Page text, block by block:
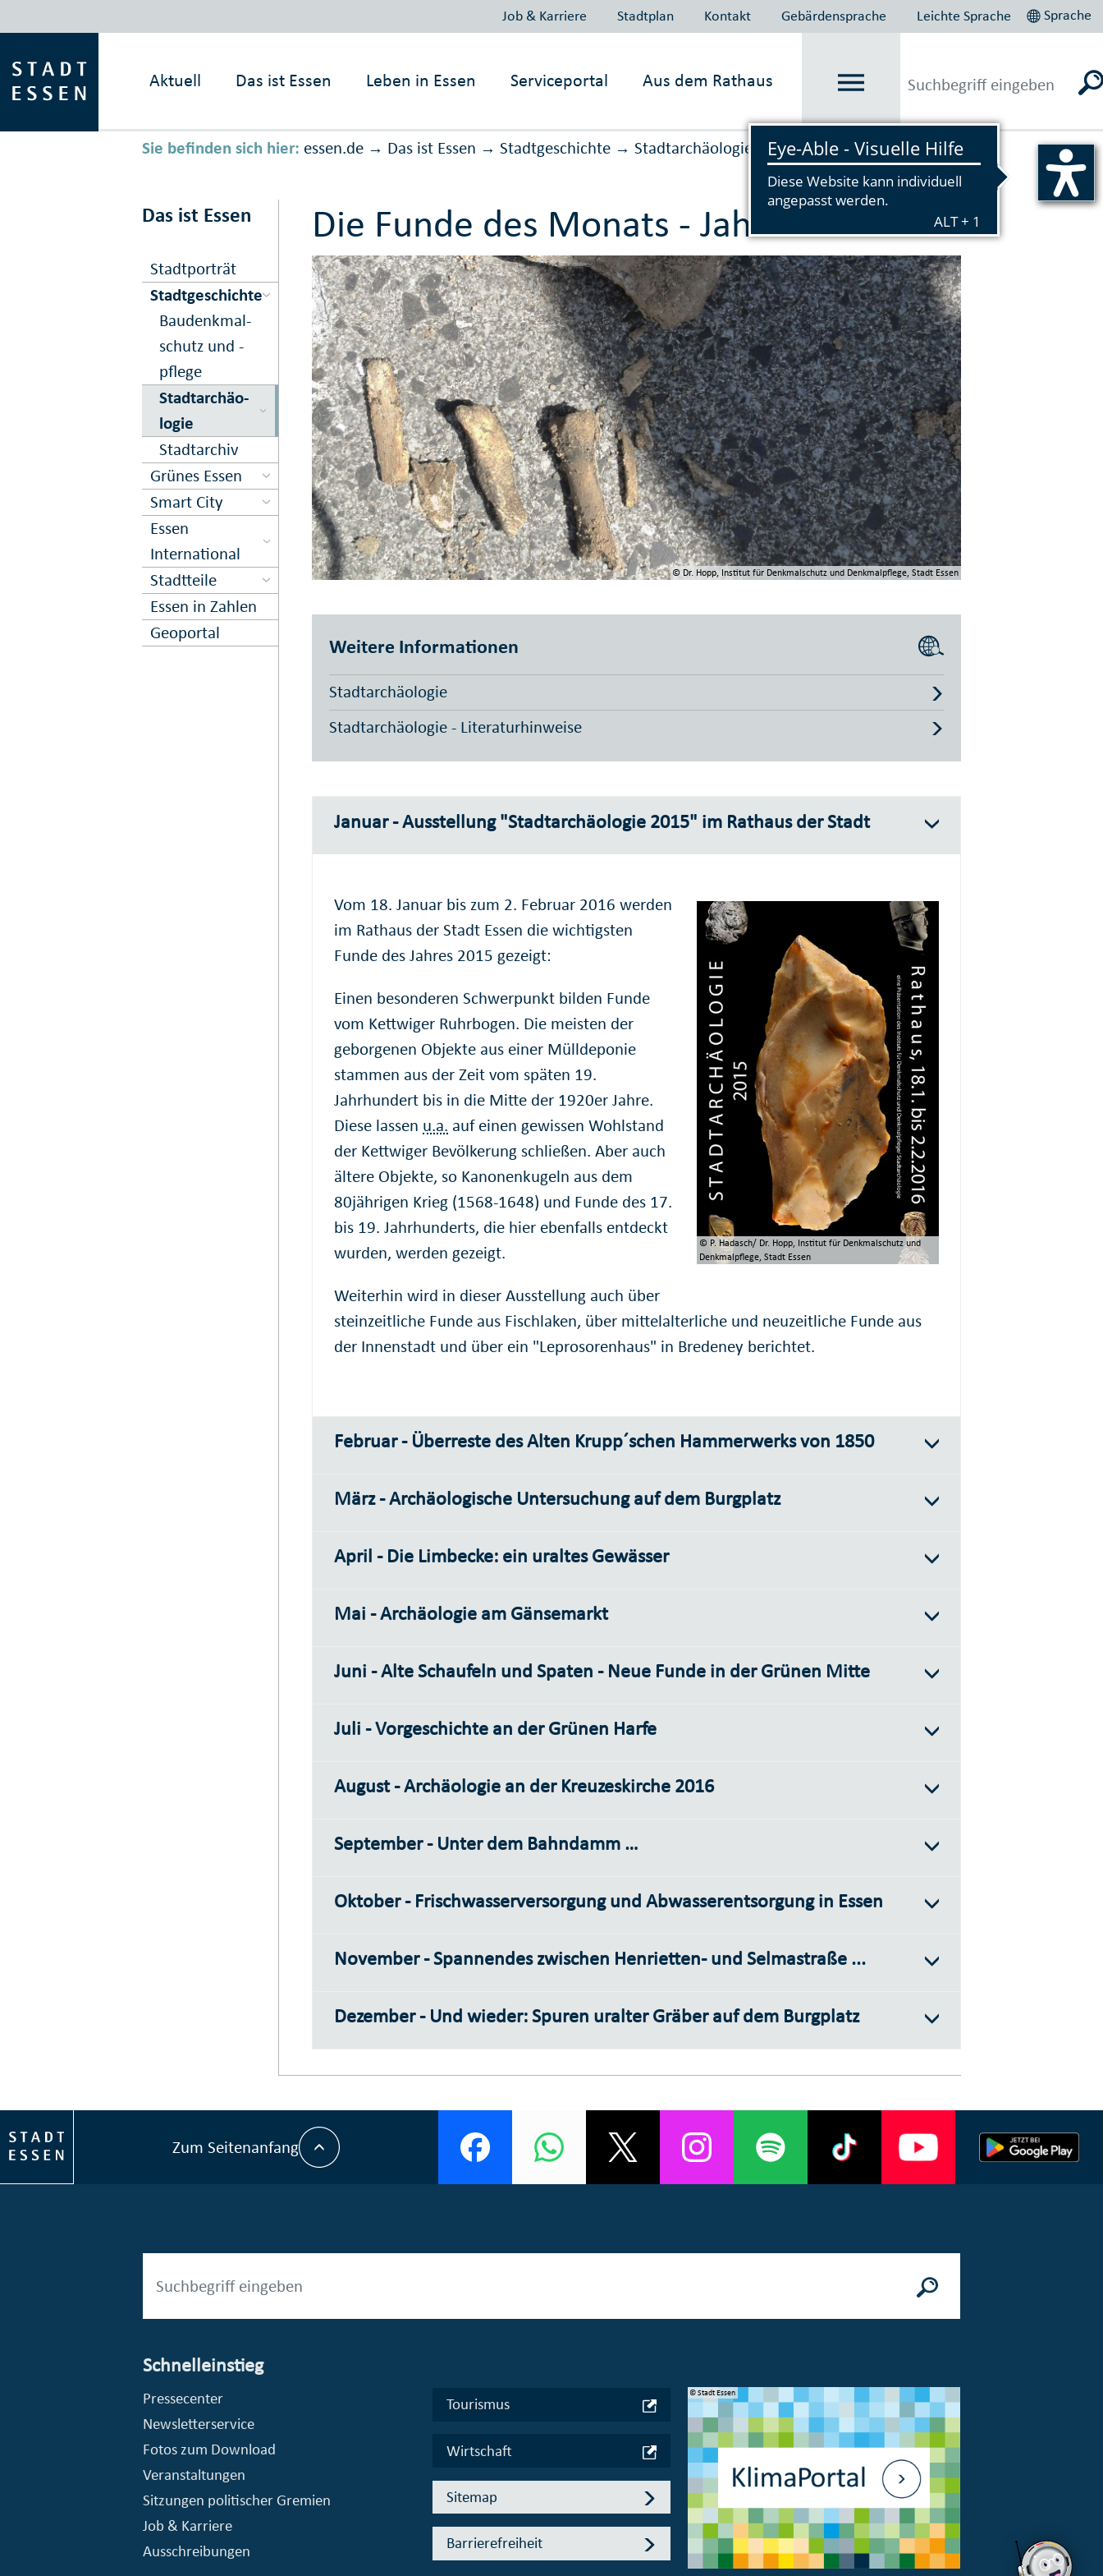
Job & Karriere Stadtplan Kontakt Gebärdensprache Leichte Sprache Sprache
Aktuell Das ist Essen Leben in Essen Serviceportal Aus dem Rathaus
Sie befinden sich hier: essen.de → Das ist Essen → Stadtgeschichte → Stadt­ar­chä­o­logie Vorlesen
Das ist Essen
Stadtporträt
Stadtgeschichte
Bau­denk­mal­
schutz und -
pflege
Stadt­ar­chä­o­
logie
Stadtarchiv
Grünes Essen
Smart City
Essen
International
Stadtteile
Essen in Zahlen
Geoportal
Die Funde des Monats - Jahr 2016
© Dr. Hopp, Institut für Denkmalschutz und Denkmalpflege, Stadt Essen
Weitere Informationen
Stadtarchäologie
Stadtarchäologie - Literaturhinweise
Januar - Ausstellung "Stadtarchäologie 2015" im Rathaus der Stadt
© P. Hadasch/ Dr. Hopp, Institut für Denkmalschutz und
Denkmalpflege, Stadt Essen
Vom 18. Januar bis zum 2. Februar 2016 werden
im Rathaus der Stadt Essen die wichtigsten
Funde des Jahres 2015 gezeigt:
Einen besonderen Schwerpunkt bilden Funde
vom Kettwiger Ruhrbogen. Die meisten der
geborgenen Objekte aus einer Mülldeponie
stammen aus der Zeit vom späten 19.
Jahrhundert bis in die Mitte der 1920er Jahre.
Diese lassen u.a. auf einen gewissen Wohlstand
der Kettwiger Bevölkerung schließen. Aber auch
ältere Objekte, so Kanonenkugeln aus dem
80jährigen Krieg (1568-1648) und Funde des 17.
bis 19. Jahrhunderts, die hier ebenfalls entdeckt
wurden, werden gezeigt.
Weiterhin wird in dieser Ausstellung auch über
steinzeitliche Funde aus Fischlaken, über mittelalterliche und neuzeitliche Funde aus
der Innenstadt und über ein "Leprosorenhaus" in Bredeney berichtet.
Februar - Überreste des Alten Krupp´schen Hammerwerks von 1850
März - Archäologische Untersuchung auf dem Burgplatz
April - Die Limbecke: ein uraltes Gewässer
Mai - Archäologie am Gänsemarkt
Juni - Alte Schaufeln und Spaten - Neue Funde in der Grünen Mitte
Juli - Vorgeschichte an der Grünen Harfe
August - Archäologie an der Kreuzeskirche 2016
September - Unter dem Bahndamm …
Oktober - Frischwasserversorgung und Abwasserentsorgung in Essen
November - Spannendes zwischen Henrietten- und Selmastraße ...
Dezember - Und wieder: Spuren uralter Gräber auf dem Burgplatz
Zum Seitenanfang
Schnelleinstieg
Pressecenter
Newsletterservice
Fotos zum Download
Veranstaltungen
Sitzungen politischer Gremien
Job & Karriere
Ausschreibungen
Tourismus
Wirtschaft
Sitemap
Barrierefreiheit
© Stadt Essen, Presse- und Kommunikationsamt © Stadt Essen